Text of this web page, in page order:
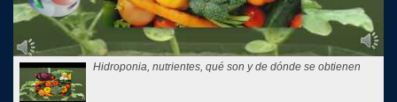
Hidroponia, nutrientes, qué son y de dónde se obtienen